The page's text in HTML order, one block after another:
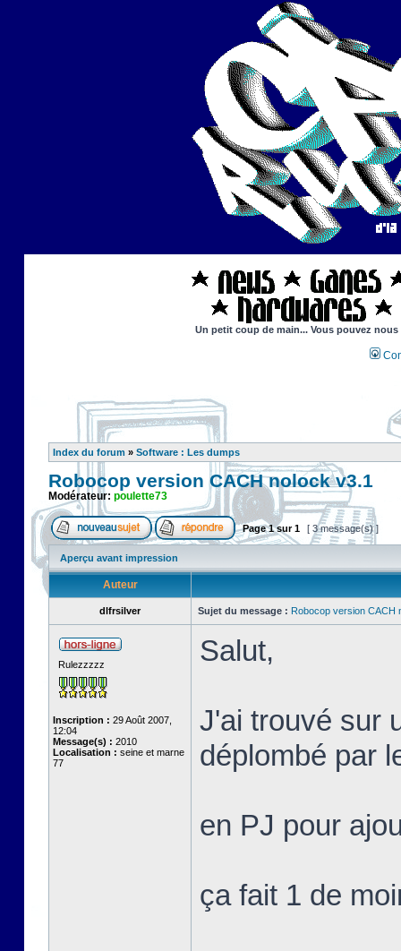
Un petit coup de main... Vous pouvez
Index du forum » Software : Les dumps
Robocop version CACH nolock v3.1
Modérateur: poulette73
Page1sur1 [ 3 message(s) ]
Aperçu avant impression
Auteur
dlfrsilver Sujet du message : Robocop version CACH
Rulezzzzz
Inscription : 29 Août 2007,
12:04
Message(s) : 2010
Localisation : seine et marne
77
Salut,
J'ai trouvé sur
déplombé par
en PJ pour
ça fait 1 de